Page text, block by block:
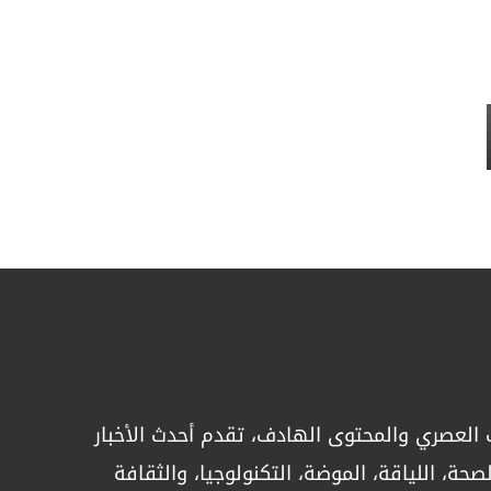
والمحتوى الهادف، تقدم أحدث الأخبار
اللياقة، الموضة، التكنولوجيا، والثقافة